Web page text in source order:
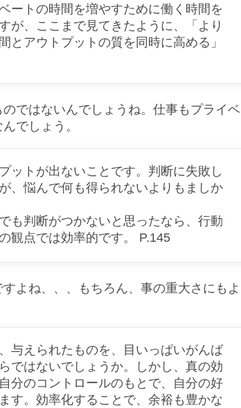
ートの時間を増やすために働く時間を
が、ここまで見てきたように、「より
とアウトプットの質を同時に高める」
ではないんでしょうね。仕事もプライベ
でしょう。
ットが出ないことです。判断に失敗し
、悩んで何も得られないよりもましか
も判断がつかないと思ったなら、行動
観点では効率的です。 P.145
よね、、、もちろん、事の重大さにもよ
与えられたものを、目いっぱいがんば
ではないでしょうか。しかし、真の効
分のコントロールのもとで、自分の好
す。効率化することで、余裕も豊かな